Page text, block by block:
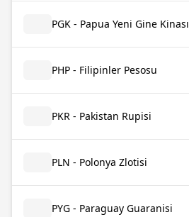
PGK - Papua Yeni Gine Kinası
PHP - Filipinler Pesosu
PKR - Pakistan Rupisi
PLN - Polonya Zlotisi
PYG - Paraguay Guaranisi